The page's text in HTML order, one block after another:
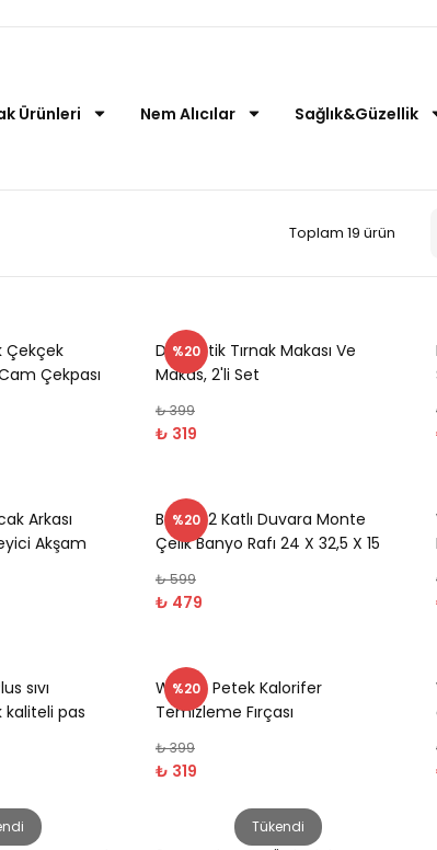
Ürünleri Nem Alıcılar Sağlık&Güzellik
Toplam 19 ürün
Çekçek
Çekpası
%20
Diyabetik Tırnak Makası Ve
Makas, 2'li Set
₺ 399
₺ 319
Arkası
Akşam
%20
Beyaz, 2 Katlı Duvara Monte
Çelik Banyo Rafı 24 X 32,5 X 15
₺ 599
₺ 479
sıvı
kaliteli pas
%20
Wenko Petek Kalorifer
Temizleme Fırçası
₺ 399
₺ 319
Tükendi